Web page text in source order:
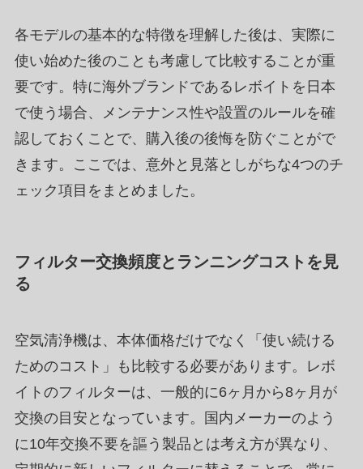
各モデルの基本的な特徴を理解した後は、実際に
使い始めた後のことも考慮して比較することが重
要です。特に海外ブランドであるレボイトを日本
で使う場合、メンテナンス性や設置のルールを確
認しておくことで、購入後の後悔を防ぐことがで
きます。ここでは、意外と見落としがちな4つのチ
ェック項目をまとめました。
フィルター交換頻度とランニングコストを見
る
空気清浄機は、本体価格だけでなく「使い続ける
ためのコスト」も比較する必要があります。レボ
イトのフィルターは、一般的に6ヶ月から8ヶ月が
交換の目安となっています。国内メーカーのよう
に10年交換不要を謳う製品とは考え方が異なり、